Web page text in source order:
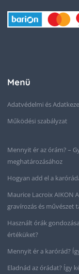
Menü
Adatvédelmi és
Működési szabályzat
Mennyit ér az órám? –
meghatározásához
Hogyan add el a
Maurice Lacroix AIKON
gravírozás és művészet
Használt órák
értéküket?
Mennyit ér a karórád?
Eladnád az órádat? Így